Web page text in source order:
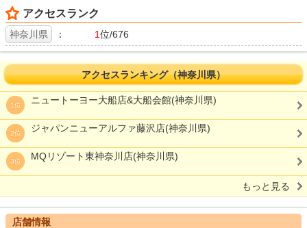
アクセスランク
神奈川県 ： 1位/676
アクセスランキング（神奈川県）
1位 ニュートーヨー大船店&大船会館(神奈川県)
2位 ジャパンニューアルファ藤沢店(神奈川県)
3位 MQリゾート東神奈川店(神奈川県)
もっと見る
店舗情報